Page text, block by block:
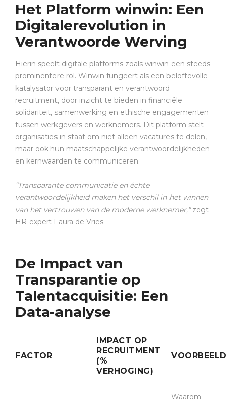
Het Platform winwin: Een
Digitalerevolution in
Verantwoorde Werving
Hierin speelt digitale platforms zoals winwin een steeds
prominentere rol. Winwin fungeert als een beloftevolle
katalysator voor transparant en verantwoord
recruitment, door inzicht te bieden in financiële
solidariteit, samenwerking en ethische engagementen
tussen werkgevers en werknemers. Dit platform stelt
organisaties in staat om niet alleen vacatures te delen,
maar ook hun maatschappelijke verantwoordelijkheden
en kernwaarden te communiceren.
“Transparante communicatie en échte
verantwoordelijkheid maken het verschil in het winnen
van het vertrouwen van de moderne werknemer,”zegt
HR-expert Laura de Vries.
De Impact van
Transparantie op
Talentacquisitie: Een
Data-analyse
FACTOR
IMPACT OP
RECRUITMENT
(%
VERHOGING)
Waarom